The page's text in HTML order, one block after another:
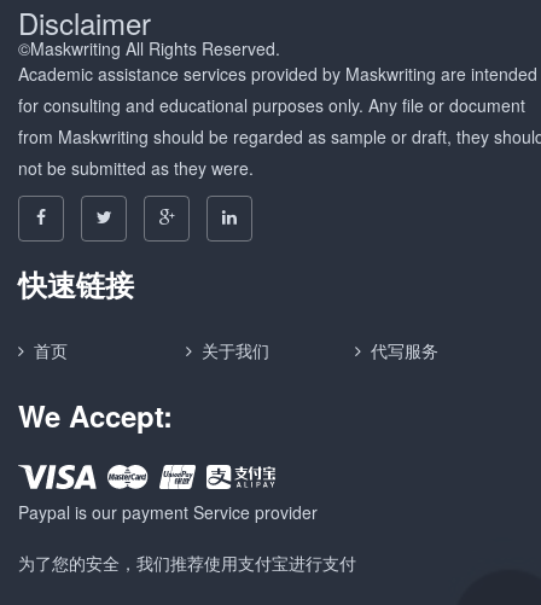
Disclaimer
©Maskwriting All Rights Reserved.
Academic assistance services provided by Maskwriting are intended
for consulting and educational purposes only. Any file or document
from Maskwriting should be regarded as sample or draft, they
not be submitted as they were.
快速链接
首页 关于我们 代写服务
We Accept:
Paypal is our payment Service provider
为了您的安全，我们推荐使用支付宝进行支付